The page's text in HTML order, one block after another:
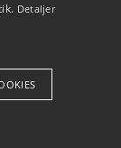
Detaljer